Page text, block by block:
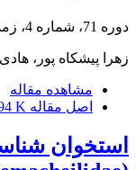
دوره 71، شماره 4، زمستان 1397، صفحه
زهرا پیشکاه پور،
مشاهده مقاله
اصل مقاله K
استخوان